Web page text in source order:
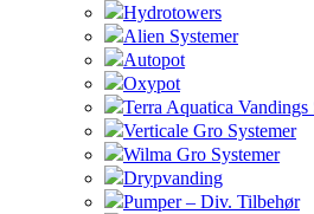
Hydrotowers
Alien Systemer
Autopot
Oxypot
Terra Aquatica Vandings
Verticale Gro Systemer
Wilma Gro Systemer
Drypvanding
Pumper – Div. Tilbehør